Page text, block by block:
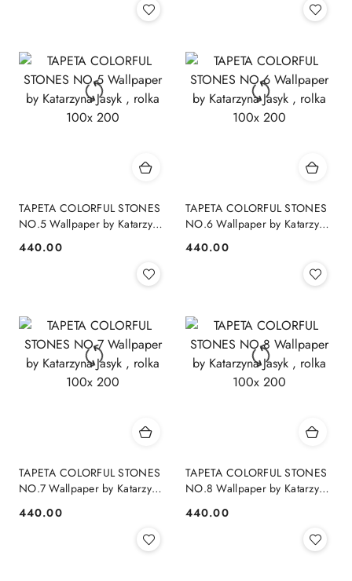
TAPETA COLORFUL STONES
NO.5 Wallpaper by Katarzyna
Cena:
440.00
TAPETA COLORFUL STONES
NO.6 Wallpaper by Katarzyna
Cena:
440.00
TAPETA COLORFUL STONES
NO.7 Wallpaper by Katarzyna
Cena:
440.00
TAPETA COLORFUL STONES
NO.8 Wallpaper by Katarzyna
Cena:
440.00